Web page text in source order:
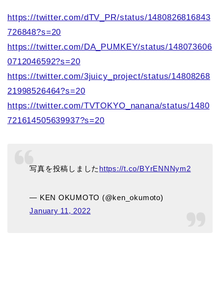
https://twitter.com/dTV_PR/status/1480826816843
726848?s=20
https://twitter.com/DA_PUMKEY/status/148073606
0712046592?s=20
https://twitter.com/3juicy_project/status/14808268
21998526464?s=20
https://twitter.com/TVTOKYO_nanana/status/1480
721614505639937?s=20
写真を投稿しました https://t.co/BYrENNNym2
— KEN OKUMOTO (@ken_okumoto)
January 11, 2022